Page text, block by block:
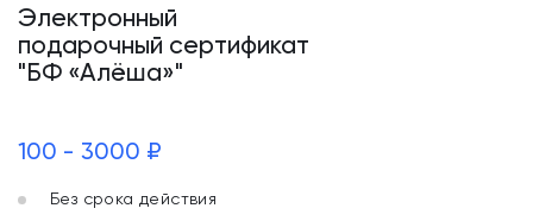
Электронный
подарочный сертификат
"БФ «Алёша»"
100 - 3000 ₽
Без срока действия